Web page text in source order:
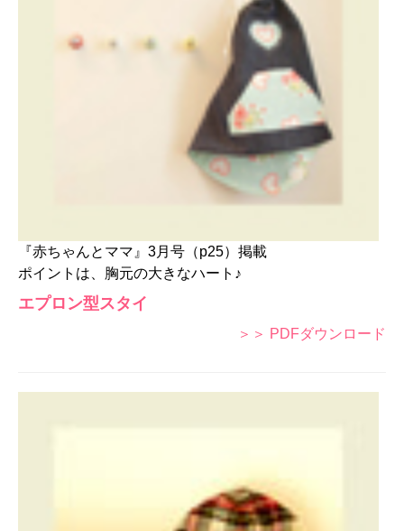
『赤ちゃんとママ』3月号（p25）掲載
ポイントは、胸元の大きなハート♪
エプロン型スタイ
＞＞ PDFダウンロード